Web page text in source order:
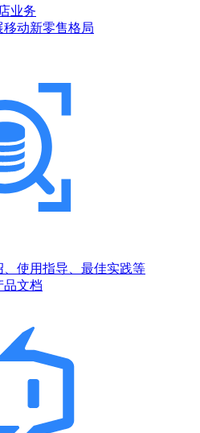
业务
动新零售格局
、使用指导、最佳实践等
品文档